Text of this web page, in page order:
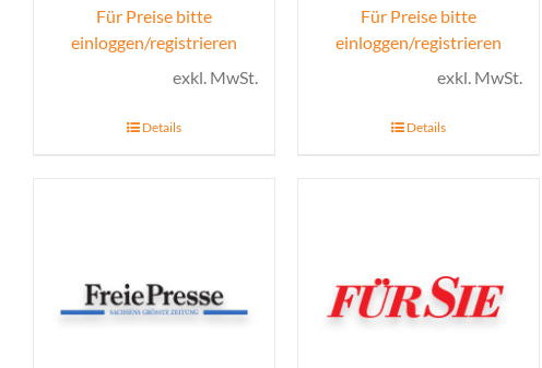
Für Preise bitte
einloggen/registrieren
exkl. MwSt.
Details
Für Preise bitte
einloggen/registrieren
exkl. MwSt.
Details